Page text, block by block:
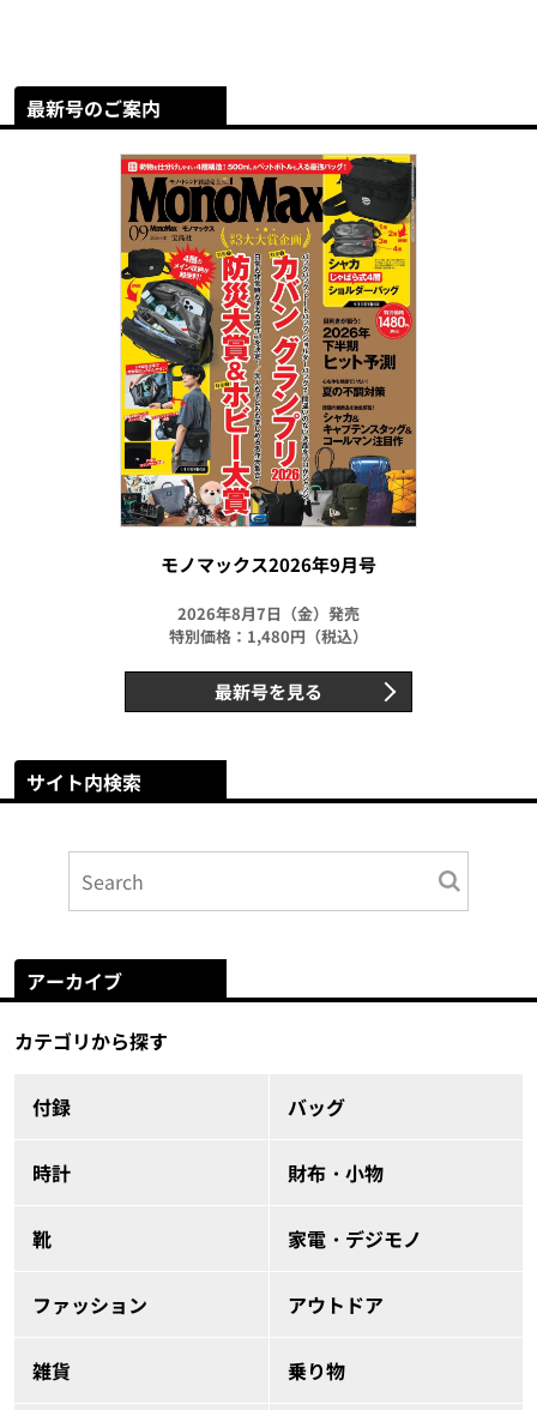
最新号のご案内
モノマックス2026年9月号
2026年8月7日（金）発売
特別価格：1,480円（税込）
最新号を見る
サイト内検索
アーカイブ
カテゴリから探す
付録 バッグ
時計 財布・小物
靴 家電・デジモノ
ファッション アウトドア
雑貨 乗り物